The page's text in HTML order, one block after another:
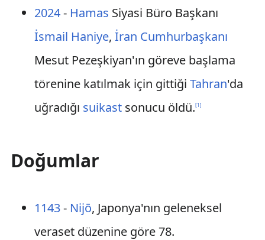
2024- Hamas Siyasi Büro Başkanı
İsmail Haniye, İran Cumhurbaşkanı
Mesut Pezeşkiyan'ın göreve başlama
törenine katılmak için gittiği Tahran'da
uğradığı suikastsonucu öldü.[1]
Doğumlar
1143- Nijō, Japonya'nın geleneksel
veraset düzenine göre 78.